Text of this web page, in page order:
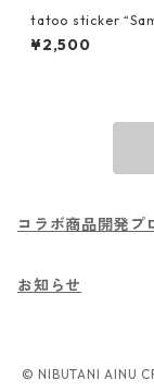
tatoo sticker
¥2,500
コラボ商品開発プ
お知らせ
© NIBUTANI AINU